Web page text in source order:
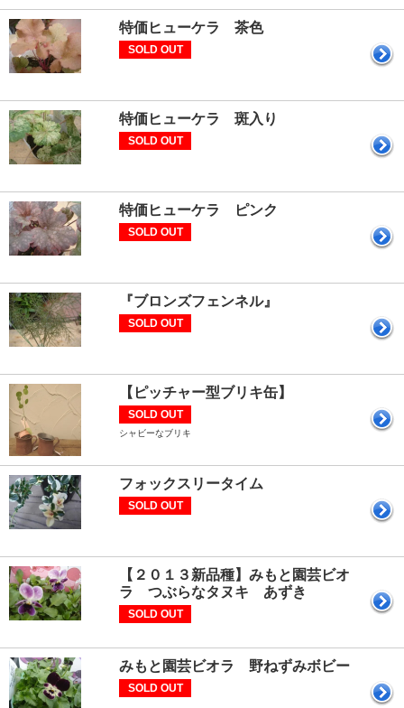
特価ヒューケラ 茶色
SOLD OUT
特価ヒューケラ 斑入り
SOLD OUT
特価ヒューケラ ピンク
SOLD OUT
『ブロンズフェンネル』
SOLD OUT
【ピッチャー型ブリキ缶】
SOLD OUT
シャビーなブリキ
フォックスリータイム
SOLD OUT
【２０１３新品種】みもと園芸ビオ
ラ つぶらなタヌキ あずき
SOLD OUT
みもと園芸ビオラ 野ねずみボビー
SOLD OUT